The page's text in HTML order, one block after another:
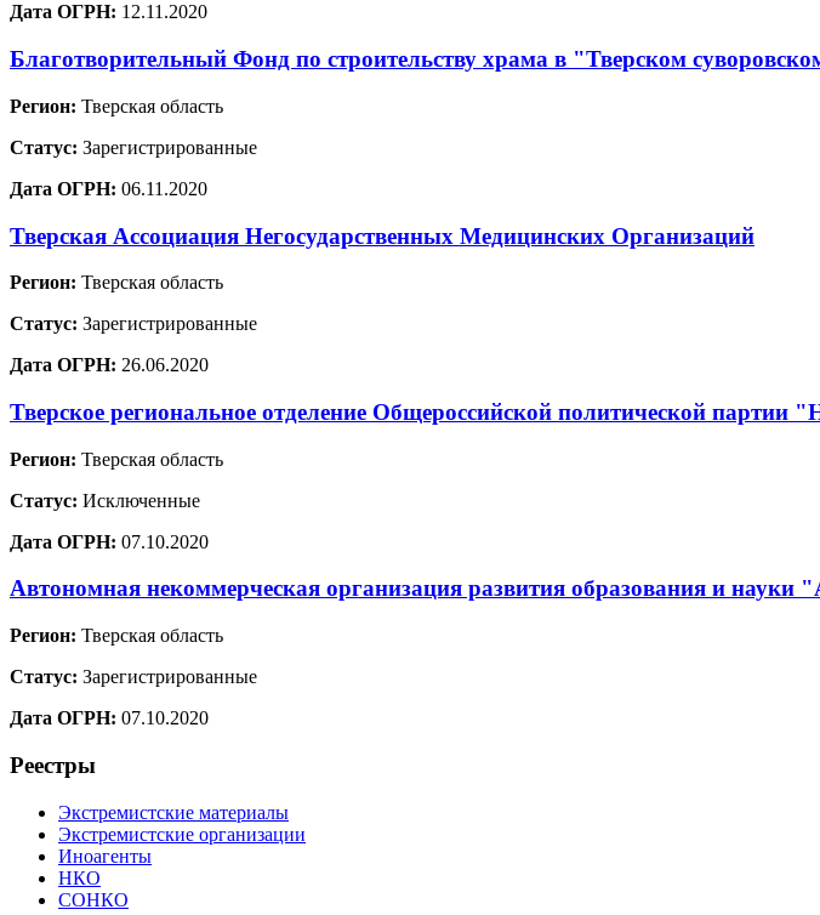
Дата ОГРН: 12.11.2020
Благотворительный Фонд по строительству храма в "Тверском
Регион: Тверская область
Статус: Зарегистрированные
Дата ОГРН: 06.11.2020
Тверская Ассоциация Негосударственных Медицинских Организаций
Регион: Тверская область
Статус: Зарегистрированные
Дата ОГРН: 26.06.2020
Тверское региональное отделение Общероссийской политической
Регион: Тверская область
Статус: Исключенные
Дата ОГРН: 07.10.2020
Автономная некоммерческая организация развития образования и
Регион: Тверская область
Статус: Зарегистрированные
Дата ОГРН: 07.10.2020
Реестры
Экстремистские материалы
Экстремистские организации
Иноагенты
НКО
СОНКО